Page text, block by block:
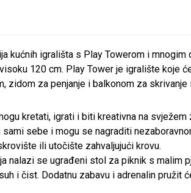
kućnih igrališta s Play Towerom i
120 cm. Play Tower je igralište koje
zidom za penjanje i balkonom za
kretati, igrati i biti kreativna na
sami sebe i mogu se nagraditi
ili utočište zahvaljujući krovu.
nalazi se ugrađeni stol za piknik s malim
i čist. Dodatnu zabavu i adrenalin pružit